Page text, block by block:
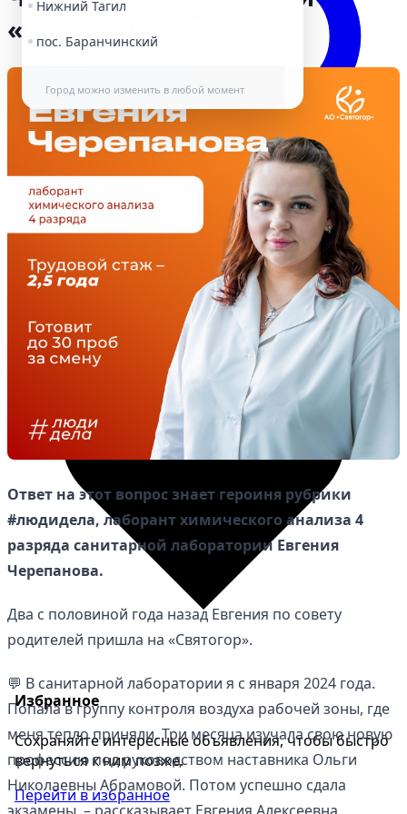
Нижний Тагил
пос. Баранчинский
Город можно изменить в любой момент
Избранное
Избранное
Сохраняйте интересные объявления, чтобы быстро
вернуться к ним позже.
Перейти в избранное
«Святогора»
Ответ на этот вопрос знает героиня рубрики
#людидела, лаборант химического анализа 4
разряда санитарной лаборатории Евгения
Черепанова.
Два с половиной года назад Евгения по совету
родителей пришла на «Святогор».
💬 В санитарной лаборатории я с января 2024 года.
Попала в группу контроля воздуха рабочей зоны, где
меня тепло приняли. Три месяца изучала свою новую
профессию под руководством наставника Ольги
Николаевны Абрамовой. Потом успешно сдала